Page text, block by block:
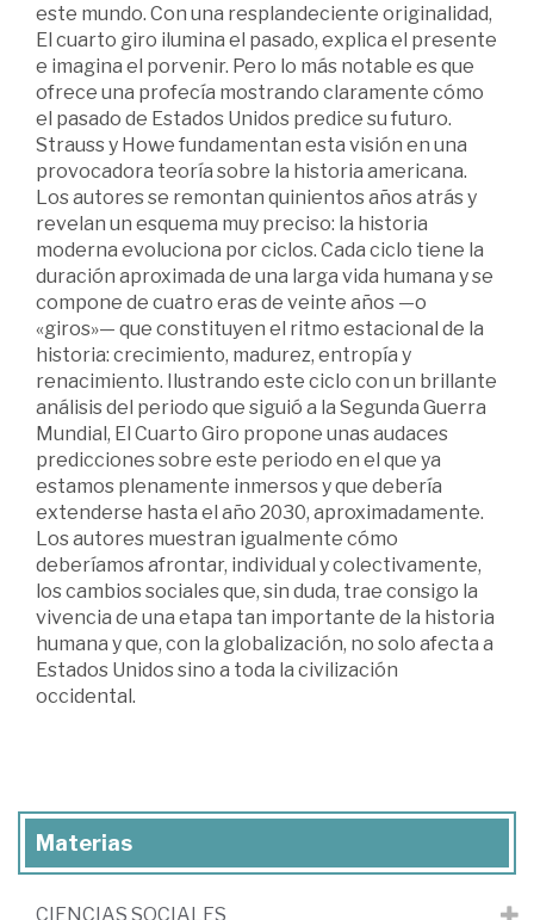
este mundo. Con una resplandeciente originalidad,
El cuarto giro ilumina el pasado, explica el presente
e imagina el porvenir. Pero lo más notable es que
ofrece una profecía mostrando claramente cómo
el pasado de Estados Unidos predice su futuro.
Strauss y Howe fundamentan esta visión en una
provocadora teoría sobre la historia americana.
Los autores se remontan quinientos años atrás y
revelan un esquema muy preciso: la historia
moderna evoluciona por ciclos. Cada ciclo tiene la
duración aproximada de una larga vida humana y se
compone de cuatro eras de veinte años —o
«giros»— que constituyen el ritmo estacional de la
historia: crecimiento, madurez, entropía y
renacimiento. Ilustrando este ciclo con un brillante
análisis del periodo que siguió a la Segunda Guerra
Mundial, El Cuarto Giro propone unas audaces
predicciones sobre este periodo en el que ya
estamos plenamente inmersos y que debería
extenderse hasta el año 2030, aproximadamente.
Los autores muestran igualmente cómo
deberíamos afrontar, individual y colectivamente,
los cambios sociales que, sin duda, trae consigo la
vivencia de una etapa tan importante de la historia
humana y que, con la globalización, no solo afecta a
Estados Unidos sino a toda la civilización
occidental.
Materias
CIENCIAS SOCIALES